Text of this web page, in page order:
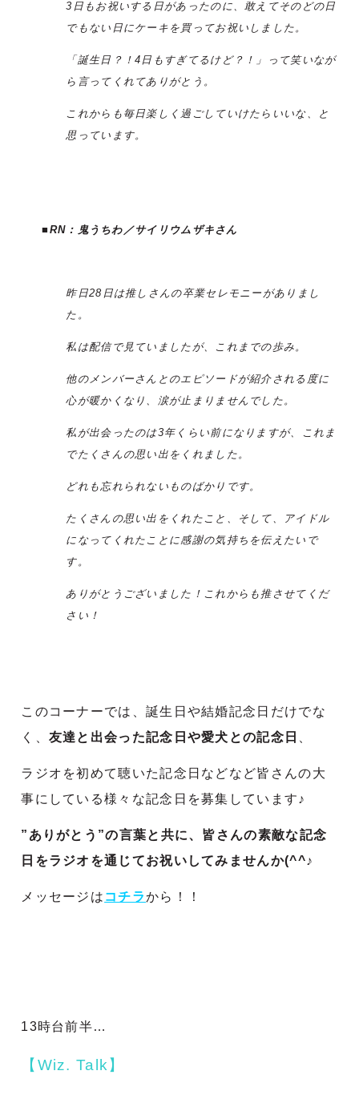
3日もお祝いする日があったのに、敢えてそのどの日
でもない日にケーキを買ってお祝いしました。
「誕生日？！4日もすぎてるけど？！」って笑いなが
ら言ってくれてありがとう。
これからも毎日楽しく過ごしていけたらいいな、と
思っています。
■RN： 鬼うちわ／サイリウムザキさん
昨日28日は推しさんの卒業セレモニーがありまし
た。
私は配信で見ていましたが、これまでの歩み。
他のメンバーさんとのエピソードが紹介される度に
心が暖かくなり、涙が止まりませんでした。
私が出会ったのは3年くらい前になりますが、これま
でたくさんの思い出をくれました。
どれも忘れられないものばかりです。
たくさんの思い出をくれたこと、そして、アイドル
になってくれたことに感謝の気持ちを伝えたいで
す。
ありがとうございました！これからも推させてくだ
さい！
このコーナーでは、誕生日や結婚記念日だけでな
く、 友達と出会った記念日や愛犬との記念日
ラジオを初めて聴いた記念日などなど皆さんの大
事にしている様々な記念日を募集しています♪
”ありがとう”の言葉と共に、皆さんの素敵な記念
日をラジオを通じてお祝いしてみませんか(^^♪
メッセージは コチラから！！
13時台前半…
【Wiz. Talk】